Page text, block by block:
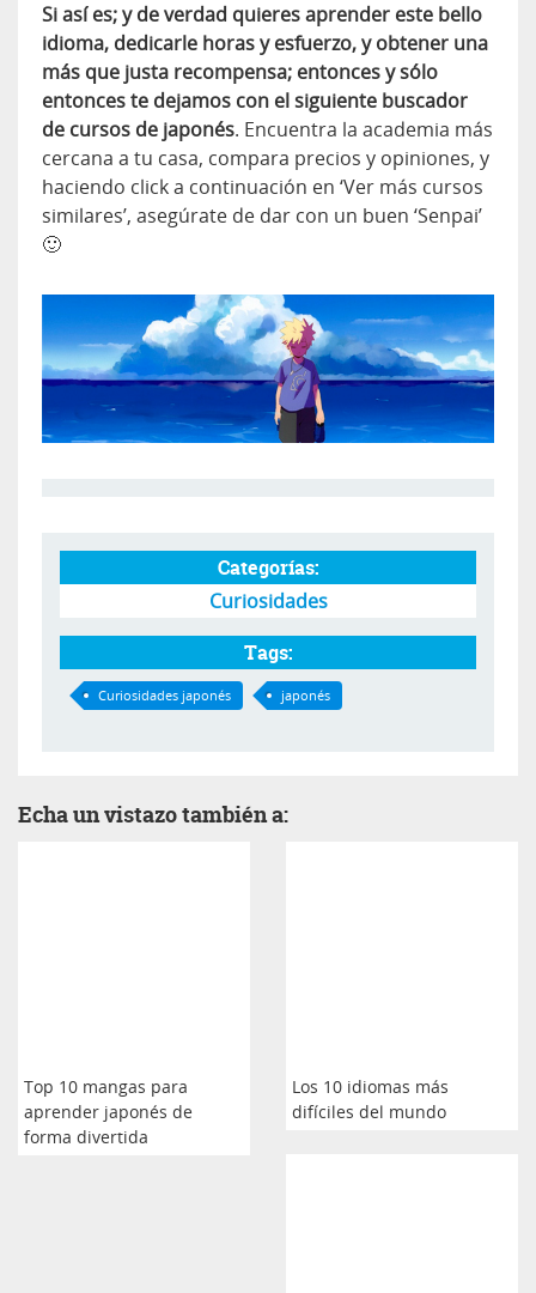
Si así es; y de verdad quieres aprender este bello
idioma, dedicarle horas y esfuerzo, y obtener una
más que justa recompensa; entonces y sólo
entonces te dejamos con el siguiente buscador
de cursos de japonés. Encuentra la academia más
cercana a tu casa, compara precios y opiniones, y
haciendo click a continuación en ‘Ver más cursos
similares’, asegúrate de dar con un buen ‘Senpai’
🙂
Categorías:
Curiosidades
Tags:
Curiosidades japonés japonés
Echa un vistazo también a:
Top 10 mangas para
aprender japonés de
forma divertida
Los 10 idiomas más
difíciles del mundo